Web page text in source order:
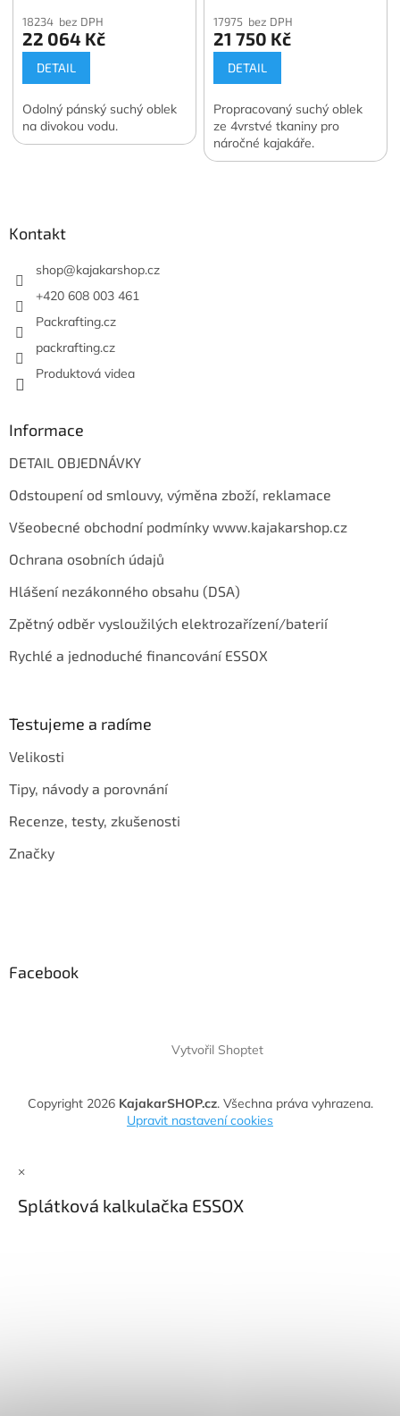
18234 bez DPH
22 064 Kč
DETAIL
Odolný pánský suchý oblek
na divokou vodu.
17975 bez DPH
21 750 Kč
DETAIL
Propracovaný suchý oblek
ze 4vrstvé tkaniny pro
náročné kajakáře.
Kontakt
shop@kajakarshop.cz
+420 608 003 461
Packrafting.cz
packrafting.cz
Produktová videa
Informace
DETAIL OBJEDNÁVKY
Odstoupení od smlouvy, výměna zboží, reklamace
Všeobecné obchodní podmínky www.kajakarshop.cz
Ochrana osobních údajů
Hlášení nezákonného obsahu (DSA)
Zpětný odběr vysloužilých elektrozařízení/baterií
Rychlé a jednoduché financování ESSOX
Testujeme a radíme
Velikosti
Tipy, návody a porovnání
Recenze, testy, zkušenosti
Značky
Facebook
Vytvořil Shoptet
Copyright 2026 KajakarSHOP.cz. Všechna práva vyhrazena.
Upravit nastavení cookies
×
Splátková kalkulačka ESSOX